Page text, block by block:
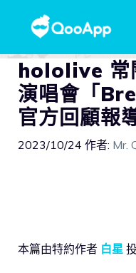
hololive 常
演唱會「
官方回顧報
2023/10/24 作者: Mr.
本篇由特約作者 白星